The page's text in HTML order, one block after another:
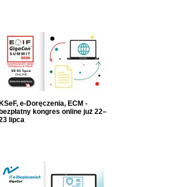
KSeF, e-Doręczenia, ECM -
bezpłatny kongres online już 22–
lipca